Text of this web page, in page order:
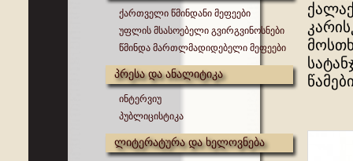
ქართველი წმინდანი მეფეები
უფლის მსასოებელი გვირგვინოსნები
წმინდა მართლმადიდებელი მეფეები
პრესა და ანალიტიკა
ინტერვიუ
პუბლიცისტიკა
ლიტერატურა და ხელოვნება